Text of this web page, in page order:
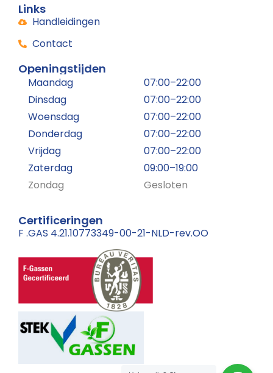
Links
Handleidingen
Contact
Openingstijden
Maandag
07:00–22:00
Dinsdag
07:00–22:00
Woensdag
07:00–22:00
Donderdag
07:00–22:00
Vrijdag
07:00–22:00
Zaterdag
09:00–19:00
Zondag
Gesloten
Certificeringen
F .GAS 4.21.10773349-00-21-NLD-rev.OO